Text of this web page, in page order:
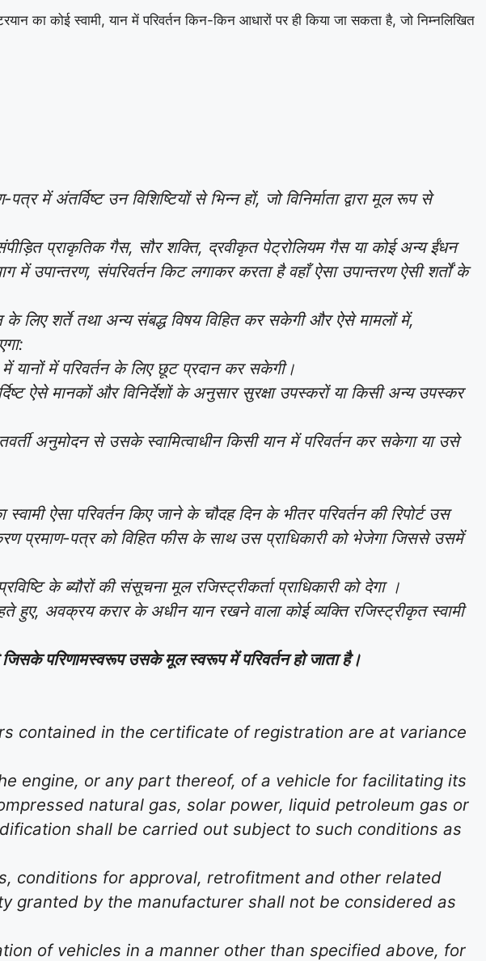
का कोई स्वामी, यान में परिवर्तन किन-किन आधारों पर ही किया जा सकता है, जो निम्नलिखित
में अंतर्विष्ट उन विशिष्टियों से भिन्न हों, जो विनिर्माता द्वारा मूल रूप से
प्राकृतिक गैस, सौर शक्ति, द्रवीकृत पेट्रोलियम गैस या कोई अन्य ईंधन
उपान्तरण, संपरिवर्तन किट लगाकर करता है वहाँ ऐसा उपान्तरण ऐसी शर्तों के
लिए शर्ते तथा अन्य संबद्ध विषय विहित कर सकेगी और ऐसे मामलों में,
में यानों में परिवर्तन के लिए छूट प्रदान कर सकेगी।
ऐसे मानकों और विनिर्देशों के अनुसार सुरक्षा उपस्करों या किसी अन्य उपस्कर
अनुमोदन से उसके स्वामित्वाधीन किसी यान में परिवर्तन कर सकेगा या उसे
ऐसा परिवर्तन किए जाने के चौदह दिन के भीतर परिवर्तन की रिपोर्ट उस
प्रमाण-पत्र को विहित फीस के साथ उस प्राधिकारी को भेजेगा जिससे उसमें
के ब्यौरों की संसूचना मूल रजिस्ट्रीकर्ता प्राधिकारी को देगा ।
अवक्रय करार के अधीन यान रखने वाला कोई व्यक्ति रजिस्ट्रीकृत स्वामी
जिसके परिणामस्वरूप उसके मूल स्वरूप में परिवर्तन हो जाता है।
contained in the certificate of registration are at variance
engine, or any part thereof, of a vehicle for facilitating its
natural gas, solar power, liquid petroleum gas or
shall be carried out subject to such conditions as
conditions for approval, retrofitment and other related
granted by the manufacturer shall not be considered as
of vehicles in a manner other than specified above, for